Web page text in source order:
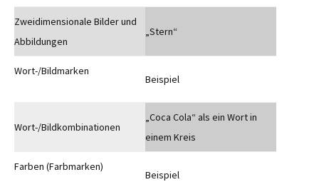
Zweidimensionale Bilder und
Abbildungen
„Stern“
Wort-/Bildmarken
Beispiel
Wort-/Bildkombinationen
„Coca Cola“ als ein Wort in
einem Kreis
Farben (Farbmarken)
Beispiel